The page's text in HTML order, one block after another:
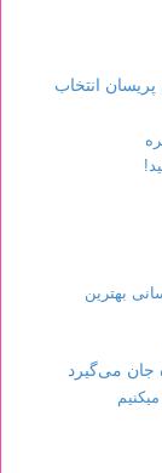
پریسان انتخاب
بهترین
جان می‌گیرد